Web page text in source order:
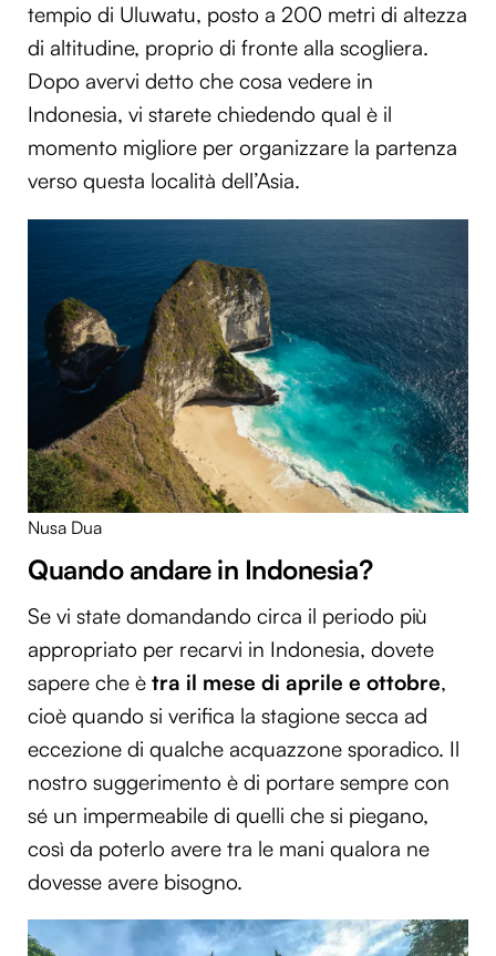
tempio di Uluwatu, posto a 200 metri di altezza
di altitudine, proprio di fronte alla scogliera.
Dopo avervi detto che cosa vedere in
Indonesia, vi starete chiedendo qual è il
momento migliore per organizzare la partenza
verso questa località dell’Asia.
Nusa Dua
Quando andare in Indonesia?
Se vi state domandando circa il periodo più
appropriato per recarvi in Indonesia, dovete
sapere che è tra il mese di aprile e ottobre,
cioè quando si verifica la stagione secca ad
eccezione di qualche acquazzone sporadico. Il
nostro suggerimento è di portare sempre con
sé un impermeabile di quelli che si piegano,
così da poterlo avere tra le mani qualora ne
dovesse avere bisogno.